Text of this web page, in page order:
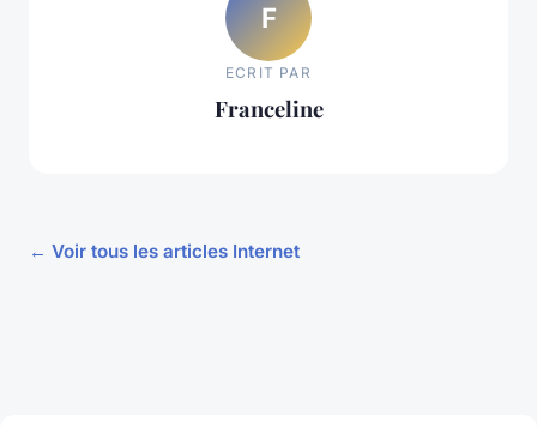
F
ECRIT PAR
Franceline
← Voir tous les articles Internet